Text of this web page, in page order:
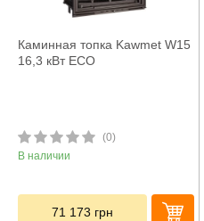
Каминная топка Kawmet W15
16,3 кВт ECO
(0)
В наличии
71 173 грн